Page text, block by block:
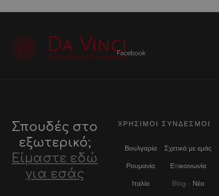
Facebook
Σπουδές στο
εξωτερικό;
Είμαστε εδώ
για εσάς
ΧΡΗΣΙΜΟΙ ΣΥΝΔΕΣΜΟΙ
Βουλγαρία
Ρουμανία
Ιταλία
Σχετικά με εμάς
Επικοινωνία
Blog - Νέα